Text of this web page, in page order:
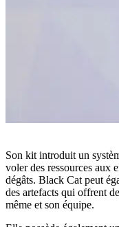
Son kit introduit un
voler des ressources aux
dégâts. Black Cat peut
des artefacts qui offrent
même et son équipe.